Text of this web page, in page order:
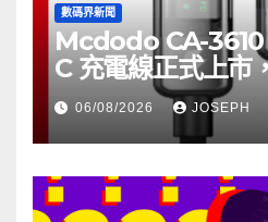
數碼界新聞
Mcdodo CA-
C 充電線正式上市
06/08/2026 JOSEPH